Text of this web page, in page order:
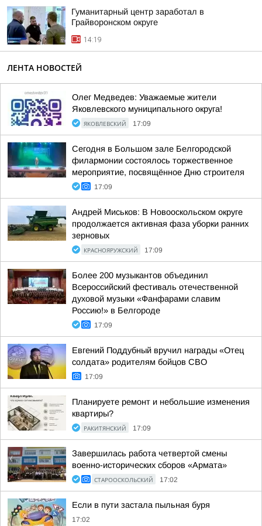
Гуманитарный центр заработал в
Грайворонском округе
14:19
ЛЕНТА НОВОСТЕЙ
Олег Медведев: Уважаемые жители
Яковлевского муниципального округа!
ЯКОВЛЕВСКИЙ 17:09
Сегодня в Большом зале Белгородской
филармонии состоялось торжественное
мероприятие, посвящённое Дню строителя
17:09
Андрей Миськов: В Новооскольском округе
продолжается активная фаза уборки ранних
зерновых
КРАСНОЯРУЖСКИЙ 17:09
Более 200 музыкантов объединил
Всероссийский фестиваль отечественной
духовой музыки «Фанфарами славим
Россию!» в Белгороде
17:09
Евгений Поддубный вручил награды «Отец
солдата» родителям бойцов СВО
17:09
Планируете ремонт и небольшие изменения
квартиры?
РАКИТЯНСКИЙ 17:09
Завершилась работа четвертой смены
военно-исторических сборов «Армата»
СТАРООСКОЛЬСКИЙ 17:02
Если в пути застала пыльная буря
17:02